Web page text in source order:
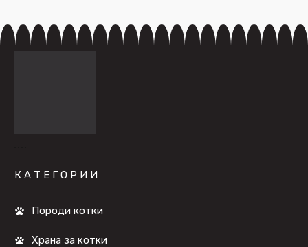
КАТЕГОРИИ
Породи котки
Храна за котки